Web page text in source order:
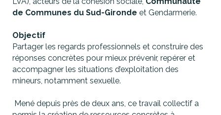
de Communes du Sud-Gironde et Gendarmerie.
Objectif
Partager les regards professionnels et construire des
réponses concrètes pour mieux prévenir, repérer et
accompagner les situations d’exploitation des
mineurs, notamment sexuelle.
Mené depuis près de deux ans, ce travail collectif a